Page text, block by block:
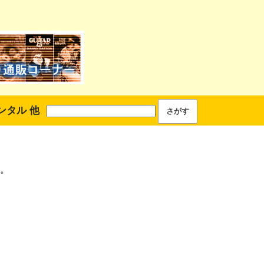
タル 他